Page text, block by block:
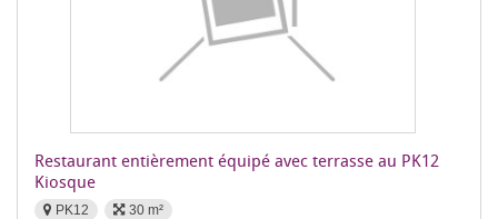
Restaurant entièrement équipé avec terrasse au PK12
Kiosque
PK12 30 m²